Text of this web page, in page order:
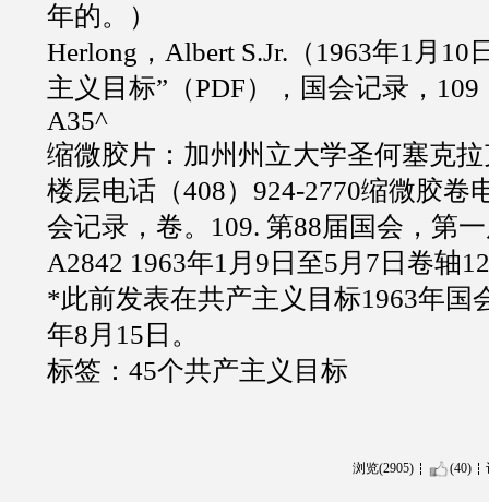
年的。）
Herlong，Albert S.Jr.（1963年1月10
主义目标”（PDF），国会记录，
A35^
缩微胶片：加州州立大学圣何塞克
楼层电话（408）924-2770缩微胶卷
会记录，卷。109. 第88届国会，第
A2842 1963年1月9日至5月7日卷轴
*此前发表在共产主义目标1963年国
年8月15日。
标签：45个共产主义目标
浏览(2905) (40)